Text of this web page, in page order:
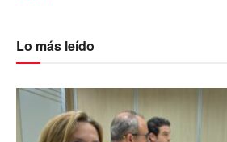
Lo más leído